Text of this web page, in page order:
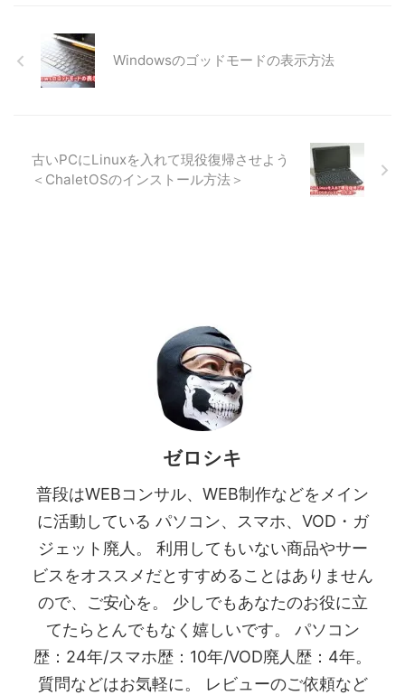
Windowsのゴッドモードの表示方法
古いPCにLinuxを入れて現役復帰させよう
＜ChaletOSのインストール方法＞
ゼロシキ
普段はWEBコンサル、WEB制作などをメイン
に活動している パソコン、スマホ、VOD・ガ
ジェット廃人。 利用してもいない商品やサー
ビスをオススメだとすすめることはありません
ので、ご安心を。 少しでもあなたのお役に立
てたらとんでもなく嬉しいです。 パソコン
歴：24年/スマホ歴：10年/VOD廃人歴：4年。
質問などはお気軽に。 レビューのご依頼など